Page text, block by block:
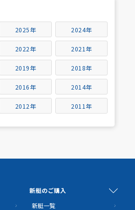
2025年 2024年
2022年 2021年
2019年 2018年
2016年 2014年
2012年 2011年
新艇のご購入
新艇一覧